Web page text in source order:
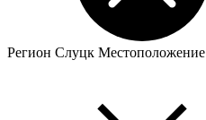
Регион Слуцк Местоположение